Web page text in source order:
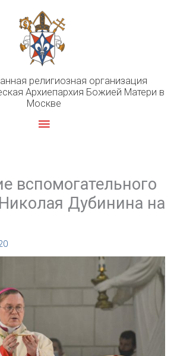
религиозная организация
Архиепархия Божией Матери в
Москве
Главное
вспомогательного
Дубинина на